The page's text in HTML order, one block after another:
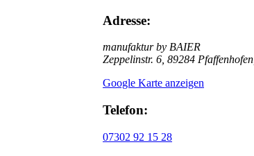
Adresse:
manufaktur by BAIER
Zeppelinstr. 6, 89284 Pfaffenhofen
Google Karte anzeigen
Telefon:
07302 92 15 28